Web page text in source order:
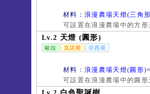
材料： 浪漫農場天燈(三角
可設置在浪漫農場中的方
Lv.2 天燈 (圓形)
歐拉 克諾斯 菲西斯
材料： 浪漫農場天燈(圓形)
可設置在浪漫農場中的圓